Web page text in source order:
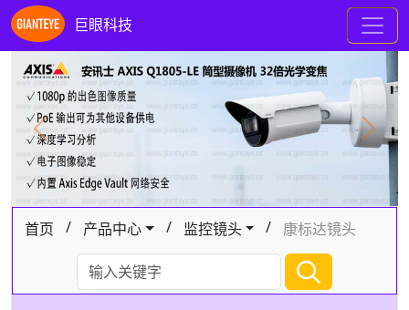
巨眼科技
Previous Next
首页 / 产品中心 / 监控镜头 / 康标达镜头